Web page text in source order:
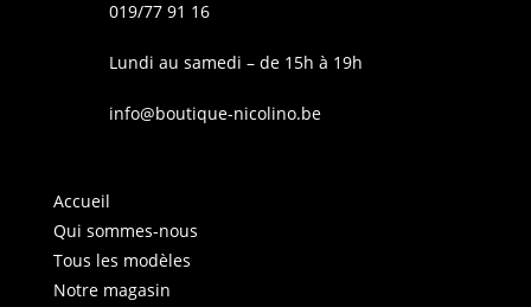
019/77 91 16
Lundi au samedi – de 15h à 19h
info@boutique-nicolino.be
Accueil
Qui sommes-nous
Tous les modèles
Notre magasin